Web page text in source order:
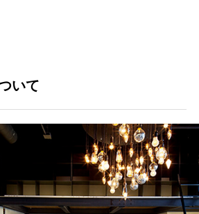
いて